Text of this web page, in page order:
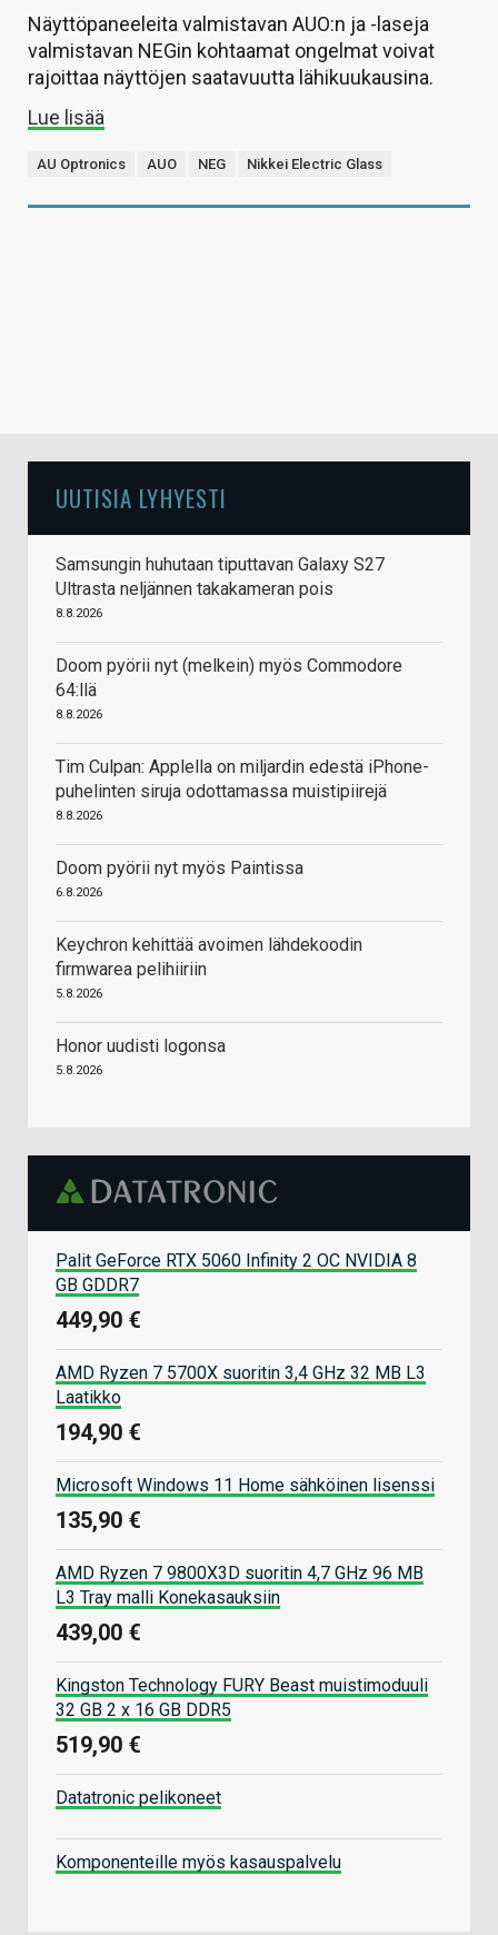
Näyttöpaneeleita valmistavan AUO:n ja -laseja
valmistavan NEGin kohtaamat ongelmat voivat
rajoittaa näyttöjen saatavuutta lähikuukausina.
Lue lisää
AU Optronics AUO NEG Nikkei Electric Glass
UUTISIA LYHYESTI
Samsungin huhutaan tiputtavan Galaxy S27
Ultrasta neljännen takakameran pois
8.8.2026
Doom pyörii nyt (melkein) myös Commodore
64:llä
8.8.2026
Tim Culpan: Applella on miljardin edestä iPhone-
puhelinten siruja odottamassa muistipiirejä
8.8.2026
Doom pyörii nyt myös Paintissa
6.8.2026
Keychron kehittää avoimen lähdekoodin
firmwarea pelihiiriin
5.8.2026
Honor uudisti logonsa
5.8.2026
Palit GeForce RTX 5060 Infinity 2 OC NVIDIA 8
GB GDDR7
449,90 €
AMD Ryzen 7 5700X suoritin 3,4 GHz 32 MB L3
Laatikko
194,90 €
Microsoft Windows 11 Home sähköinen lisenssi
135,90 €
AMD Ryzen 7 9800X3D suoritin 4,7 GHz 96 MB
L3 Tray malli Konekasauksiin
439,00 €
Kingston Technology FURY Beast muistimoduuli
32 GB 2 x 16 GB DDR5
519,90 €
Datatronic pelikoneet
Komponenteille myös kasauspalvelu